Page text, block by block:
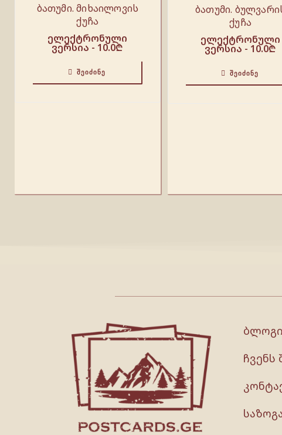
ბათუმი. მიხაილოვის
ქუჩა
ელექტრონული
ვერსია - 10.0₾
ᲨᲔᲘᲫᲘᲜᲔ
ბათუმი.
ქუჩა
ელექტრონული
ვერსია - 10.0₾
ᲨᲔᲘᲫᲘᲜᲔ
ბლოგი
ჩვენს